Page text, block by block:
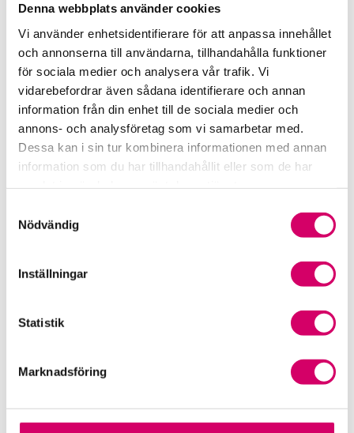
Denna webbplats använder cookies
Vi använder enhetsidentifierare för att anpassa innehållet
och annonserna till användarna, tillhandahålla funktioner
för sociala medier och analysera vår trafik. Vi
vidarebefordrar även sådana identifierare och annan
information från din enhet till de sociala medier och
annons- och analysföretag som vi samarbetar med.
Dessa kan i sin tur kombinera informationen med annan
information som du har tillhandahållit eller som de har
Nödvändig
Inställningar
Statistik
Marknadsföring
Rådgivning i redovisningsbranschen
Srf Uttalanden och vägledningar
Viktiga dagar till din kalender
Kalendarium
Viktiga branschfrågor
Medlemsrabatter från våra Srf Partners
Validera lönekurser – för utbildningsleverantörer